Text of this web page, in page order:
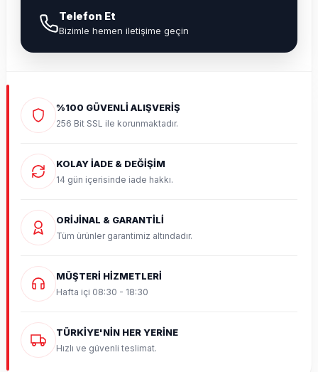
Telefon Et
Bizimle hemen iletişime geçin
%100 GÜVENLİ ALIŞVERİŞ
256 Bit SSL ile korunmaktadır.
KOLAY İADE & DEĞİŞİM
14 gün içerisinde iade hakkı.
ORİJİNAL & GARANTİLİ
Tüm ürünler garantimiz altındadır.
MÜŞTERİ HİZMETLERİ
Hafta içi 08:30 - 18:30
TÜRKİYE'NİN HER YERİNE
Hızlı ve güvenli teslimat.